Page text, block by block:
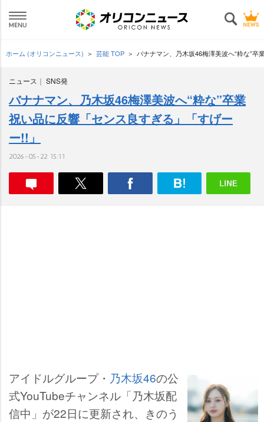
ホーム (オリコンニュース) 芸能 TOP バナナマン、乃木坂46梅澤美波へ“粋な”
ニュース SNS発
バナナマン、乃木坂46梅澤美波へ“粋な”卒業
祝い品に反響「センス良すぎる」「すげー
ー!!」
2026-05-22 15:11
アイドルグループ・ 乃木坂46の公
式YouTubeチャンネル「乃木坂配
信中」が22日に更新され、きのう